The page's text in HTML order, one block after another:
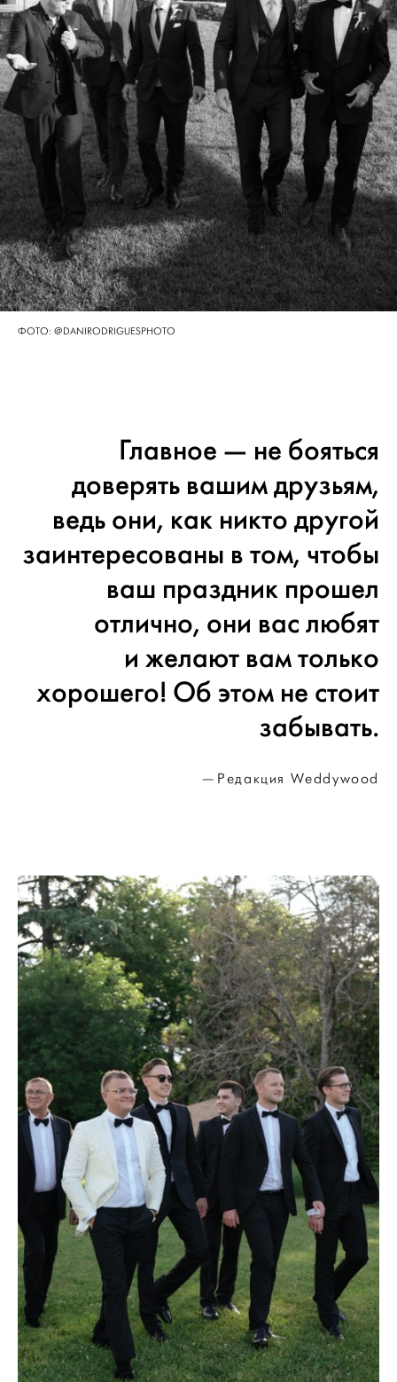
ФОТО: @DANIRODRIGUESPHOTO
Главное — не бояться
доверять вашим друзьям,
ведь они, как никто другой
заинтересованы в том, чтобы
ваш праздник прошел
отлично, они вас любят
и желают вам только
хорошего! Об этом не стоит
забывать.
Редакция Weddywood